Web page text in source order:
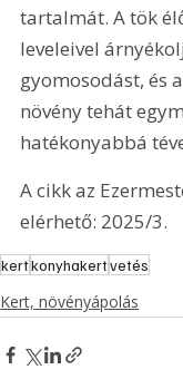
tartalmát. A tök
leveleivel
gyomosodást, és
növény tehát
hatékonyabbá
A cikk az
elérhető: 2025/3.
kertkonyhakertvetés
Kert, növényápolás